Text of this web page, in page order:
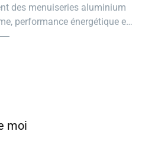
des menuiseries aluminium
performance énergétique et
moi